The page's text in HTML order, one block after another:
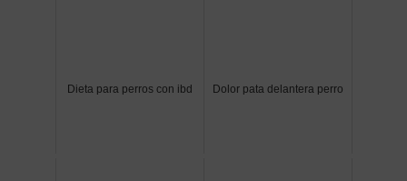
Dieta para perros con ibd Dolor pata delantera perro